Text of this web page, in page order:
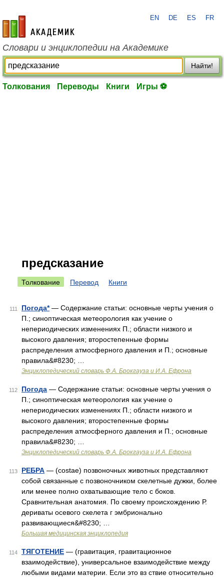
academic.ru
EN DE ES FR
Словари и энциклопедии на Академике
Найти!
Толкования Переводы Книги Игры ⚽
предсказание
Толкование Перевод Книги
111 Погода*— Содержание статьи: основные черты учения о
П.; синоптическая метеорология как учение о
непериодических изменениях П.; области низкого и
высокого давления; второстепенные формы
распределения атмосферного давления и П.; основные
правила&#8230; …
Энциклопедический словарь Ф.А. Брокгауза и И.А. Ефрона
112 Погода — Содержание статьи: основные черты учения о
П.; синоптическая метеорология как учение о
непериодических изменениях П.; области низкого и
высокого давления; второстепенные формы
распределения атмосферного давления и П.; основные
правила&#8230; …
Энциклопедический словарь Ф.А. Брокгауза и И.А. Ефрона
113 РЕБРА — (costae) позвоночных животных представляют
собой связанные с позвоночником скелетные дужки, более
или менее полно охватывающие тело с боков.
Сравнительная анатомия. По своему происхождению Р.
дериваты осевого скелета г эмбрионально
развивающиеся&#8230; …
Большая медицинская энциклопедия
114 ТЯГОТЕНИЕ — (гравитация, гравитационное
взаимодействие), универсальное взаимодействие между
любыми видами материи. Если это вз ствие относительно